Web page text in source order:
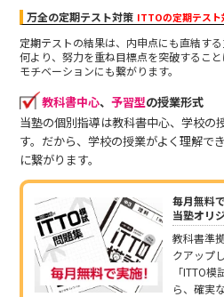
万全の定期テスト対策 ITTOの定期テスト
定期テストの結果は、内申点にも直結する
何より、努力を重ね目標点を突破するこ
モチベーションにも繋がります。
教科書中心、 予習型の授業形式
当塾の個別指導は教科書中心、学校の
す。だから、学校の授業がよく理解で
に繋がります。
毎月無料
当塾オリ
教科書準
クアップ
「ITTO
ら、確実